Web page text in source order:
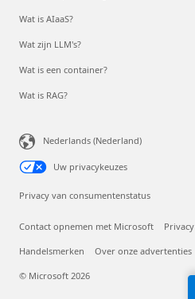
Wat is AIaaS?
Wat zijn LLM's?
Wat is een container?
Wat is RAG?
Nederlands (Nederland)
Uw privacykeuzes
Privacy van consumentenstatus
Contact opnemen met Microsoft Privacy
Handelsmerken Over onze advertenties
© Microsoft 2026